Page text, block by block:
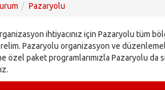
Pazaryolu
ihtiyacınız için Pazaryolu tüm
Pazaryolu organizasyon ve
özel paket programlarımızla Pazaryolu